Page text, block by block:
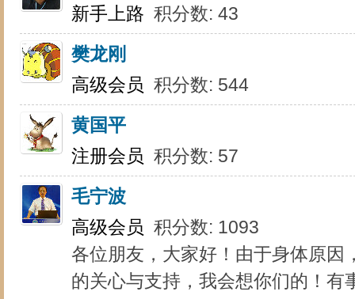
新手上路 积分数: 43
樊龙刚
高级会员 积分数: 544
黄国平
注册会员 积分数: 57
毛宁波
高级会员 积分数: 1093
各位朋友，大家好！由于身体原因
的关心与支持，我会想你们的！有